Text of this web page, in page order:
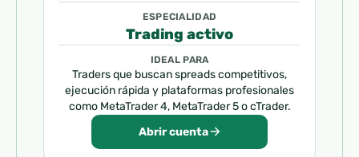
ESPECIALIDAD
Trading activo
IDEAL PARA
Traders que buscan spreads competitivos,
ejecución rápida y plataformas profesionales
como MetaTrader 4, MetaTrader 5 o cTrader.
Abrir cuenta